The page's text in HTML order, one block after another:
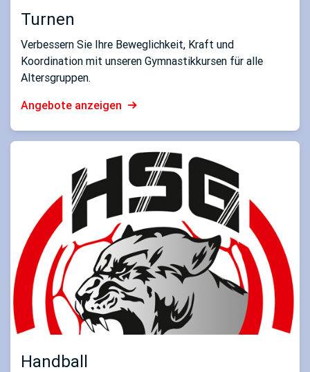
Turnen
Verbessern Sie Ihre Beweglichkeit, Kraft und
Koordination mit unseren Gymnastikkursen für alle
Altersgruppen.
Angebote anzeigen
Handball